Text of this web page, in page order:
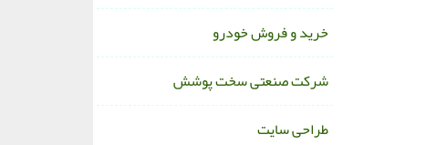
خرید و فروش خودرو
شرکت صنعتی سخت پوشش
طراحی سایت